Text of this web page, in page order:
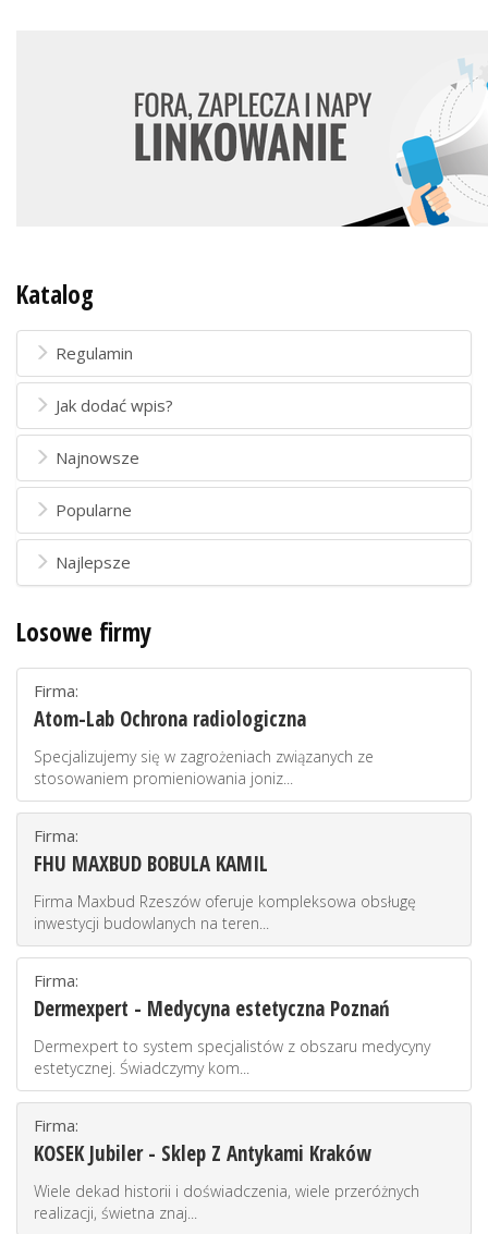
Katalog
Regulamin
Jak dodać wpis?
Najnowsze
Popularne
Najlepsze
Losowe firmy
Firma:
Atom-Lab Ochrona radiologiczna
Specjalizujemy się w zagrożeniach związanych ze
stosowaniem promieniowania joniz...
Firma:
FHU MAXBUD BOBULA KAMIL
Firma Maxbud Rzeszów oferuje kompleksowa obsługę
inwestycji budowlanych na teren...
Firma:
Dermexpert - Medycyna estetyczna Poznań
Dermexpert to system specjalistów z obszaru medycyny
estetycznej. Świadczymy kom...
Firma:
KOSEK Jubiler - Sklep Z Antykami Kraków
Wiele dekad historii i doświadczenia, wiele przeróżnych
realizacji, świetna znaj...